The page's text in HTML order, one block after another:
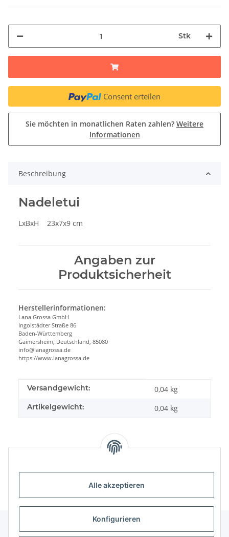
Alle akzeptieren
Konfigurieren
Stk
Consent erteilen
Sie möchten in monatlichen Raten zahlen? Weitere
Informationen
Beschreibung
Nadeletui
LxBxH 23x7x9 cm
Angaben zur
Produktsicherheit
Herstellerinformationen:
Lana Grossa GmbH
Ingolstädter Straße 86
Baden-Württemberg
Gaimersheim, Deutschland, 85080
info@lanagrossa.de
https://www.lanagrossa.de
Produkteigenschaft
Wert
Versandgewicht: 0,04 kg
Artikelgewicht: 0,04 kg